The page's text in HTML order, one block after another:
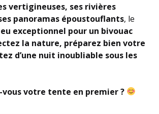
vertigineuses, ses rivières
panoramas époustouflants, le
exceptionnel pour un bivouac
la nature, préparez bien votre
d’une nuit inoubliable sous les
vous votre tente en premier ?